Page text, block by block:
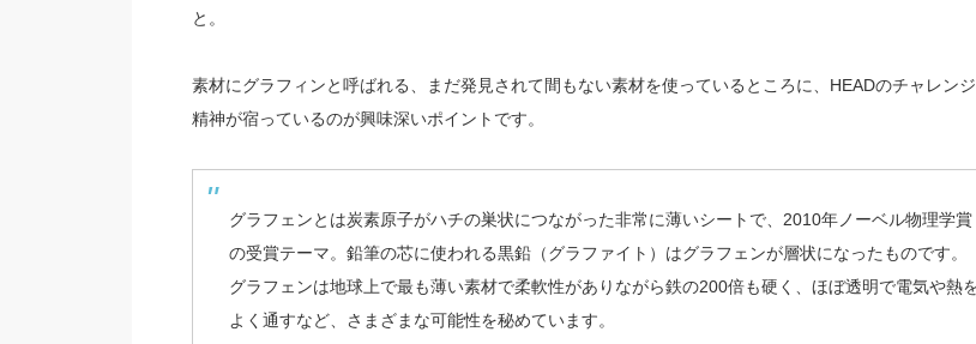
と。
素材にグラフィンと呼ばれる、まだ発見されて間もない素材を使っているところに、HEADのチャレン
精神が宿っているのが興味深いポイントです。
グラフェンとは炭素原子がハチの巣状につながった非常に薄いシートで、2010年ノーベル物理学賞
の受賞テーマ。鉛筆の芯に使われる黒鉛（グラファイト）はグラフェンが層状になったものです。
グラフェンは地球上で最も薄い素材で柔軟性がありながら鉄の200倍も硬く、ほぼ透明で電気や熱
よく通すなど、さまざまな可能性を秘めています。